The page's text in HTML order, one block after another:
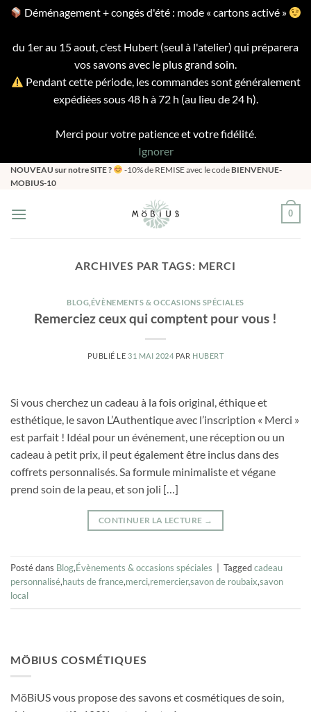
Déménagement + congés d'été : mode « cartons activé »
du 1er au 15 aout, c'est Hubert (seul à l'atelier) qui préparera
vos savons avec le plus grand soin.
Pendant cette période, les commandes sont généralement
expédiées sous 48 h à 72 h (au lieu de 24 h).
Merci pour votre patience et votre fidélité.
Ignorer
Passer
au
NOUVEAU sur notre SITE ? -10% de REMISE avec le code BIENVENUE-
MOBIUS-10
0
ARCHIVES PAR TAGS: MERCI
BLOG ÉVÈNEMENTS & OCCASIONS SPÉCIALES
Remerciez ceux qui comptent pour vous !
PUBLIÉ LE 31 MAI 2024 PAR HUBERT
Si vous cherchez un cadeau à la fois original, éthique et
esthétique, le savon L’Authentique avec l’inscription « Merci »
est parfait ! Idéal pour un événement, une réception ou un
cadeau à petit prix, il peut également être inclus dans des
coffrets personnalisés. Sa formule minimaliste et végane
prend soin de la peau, et son joli […]
CONTINUER LA LECTURE →
Posté dans Blog,Évènements & occasions spéciales Taggedcadeau
personnalisé,hauts de france,merci,remercier,savon de roubaix,savon
local
MÖBIUS COSMÉTIQUES
MöBiUS vous propose des savons et cosmétiques de soin,